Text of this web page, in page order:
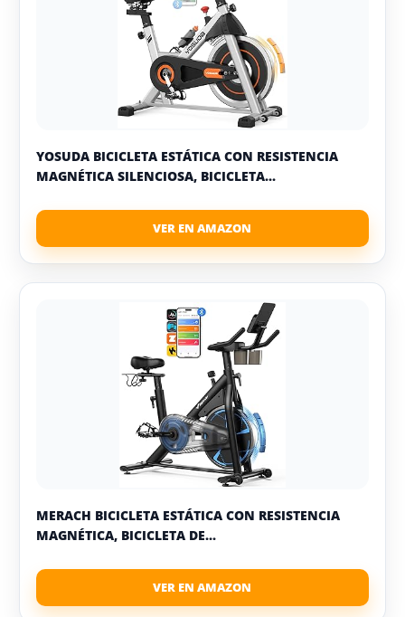
YOSUDA BICICLETA ESTÁTICA CON RESISTENCIA
MAGNÉTICA SILENCIOSA, BICICLETA...
MERACH BICICLETA ESTÁTICA CON RESISTENCIA
MAGNÉTICA, BICICLETA DE...